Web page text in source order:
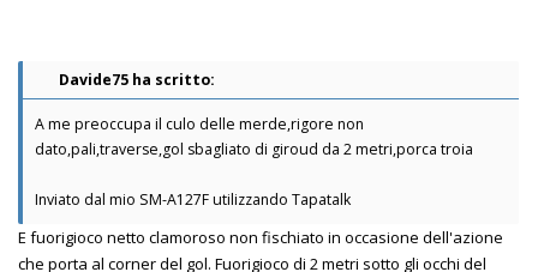
Davide75 ha scritto:
A me preoccupa il culo delle merde,rigore non
dato,pali,traverse,gol sbagliato di giroud da 2 metri,porca troia
Inviato dal mio SM-A127F utilizzando Tapatalk
E fuorigioco netto clamoroso non fischiato in occasione dell'azione
che porta al corner del gol. Fuorigioco di 2 metri sotto gli occhi del